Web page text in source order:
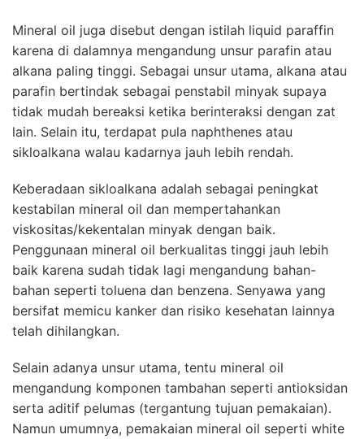
Mineral oil juga disebut dengan istilah liquid paraffin
karena di dalamnya mengandung unsur parafin atau
alkana paling tinggi. Sebagai unsur utama, alkana atau
parafin bertindak sebagai penstabil minyak supaya
tidak mudah bereaksi ketika berinteraksi dengan zat
lain. Selain itu, terdapat pula naphthenes atau
sikloalkana walau kadarnya jauh lebih rendah.
Keberadaan sikloalkana adalah sebagai peningkat
kestabilan mineral oil dan mempertahankan
viskositas/kekentalan minyak dengan baik.
Penggunaan mineral oil berkualitas tinggi jauh lebih
baik karena sudah tidak lagi mengandung bahan-
bahan seperti toluena dan benzena. Senyawa yang
bersifat memicu kanker dan risiko kesehatan lainnya
telah dihilangkan.
Selain adanya unsur utama, tentu mineral oil
mengandung komponen tambahan seperti antioksidan
serta aditif pelumas (tergantung tujuan pemakaian).
Namun umumnya, pemakaian mineral oil seperti white